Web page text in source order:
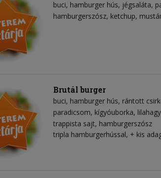
buci hamburger hús jégsaláta
hamburgerszósz ketchup
Brutál burger
buci hamburger hús rántott
paradicsom kígyóuborka
trappista sajt hamburgerszósz
tripla hamburgerhússal, + kis